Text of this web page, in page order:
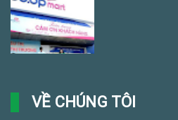
VỀ CHÚNG TÔI